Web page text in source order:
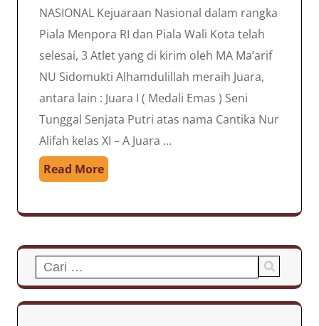
NASIONAL Kejuaraan Nasional dalam rangka
Piala Menpora RI dan Piala Wali Kota telah
selesai, 3 Atlet yang di kirim oleh MA Ma’arif
NU Sidomukti Alhamdulillah meraih Juara,
antara lain : Juara I ( Medali Emas ) Seni
Tunggal Senjata Putri atas nama Cantika Nur
Alifah kelas XI – A Juara …
Read More
Cari
untuk: